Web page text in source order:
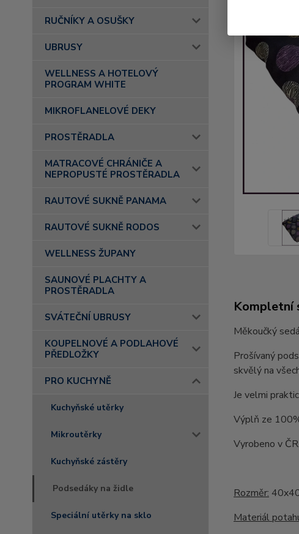
RUČNÍKY A OSUŠKY
UBRUSY
WELLNESS A HOTELOVÝ
PROGRAM WHITE
MIKROFLANELOVÉ DEKY
PROSTĚRADLA
MATRACOVÉ CHRÁNIČE A
NEPROPUSTÉ PROSTĚRADLA
RAUTOVÉ SUKNĚ PANAMA
RAUTOVÉ SUKNĚ RODOS
WELLNESS ŽUPANY
SAUNOVÉ PLACHTY A
PROSTĚRADLA
SVÁTEČNÍ UBRUSY
KOUPELNOVÉ A PODLAHOVÉ
PŘEDLOŽKY
PRO KUCHYNĚ
Kuchyňské utěrky
Mikroutěrky
Kuchyňské zástěry
Podsedáky na židle
Speciální utěrky na sklo
Kompletní
Měkoučký
Prošívaný
skvělý na
Je velmi
Výplň ze
Vyrobeno v ČR.
Rozměr:
Materiál